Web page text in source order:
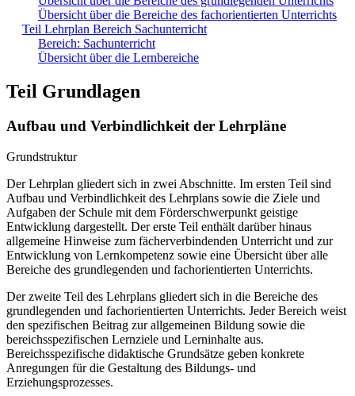
Übersicht über die Bereiche des fachorientierten Unterrichts
Teil Lehrplan Bereich Sachunterricht
Bereich: Sachunterricht
Übersicht über die Lernbereiche
Teil Grundlagen
Aufbau und Verbindlichkeit der Lehrpläne
Grundstruktur
Der Lehrplan gliedert sich in zwei Abschnitte. Im ersten Teil sind
Aufbau und Verbindlichkeit des Lehrplans sowie die Ziele und
Aufgaben der Schule mit dem Förderschwerpunkt geistige
Entwicklung dargestellt. Der erste Teil enthält darüber hinaus
allgemeine Hinweise zum fächerverbindenden Unterricht und zur
Entwicklung von Lernkompetenz sowie eine Übersicht über alle
Bereiche des grundlegenden und fachorientierten Unterrichts.
Der zweite Teil des Lehrplans gliedert sich in die Bereiche des
grundlegenden und fachorientierten Unterrichts. Jeder Bereich weist
den spezifischen Beitrag zur allgemeinen Bildung sowie die
bereichsspezifischen Lernziele und Lerninhalte aus.
Bereichsspezifische didaktische Grundsätze geben konkrete
Anregungen für die Gestaltung des Bildungs- und
Erziehungsprozesses.